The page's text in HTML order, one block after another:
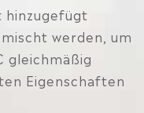
hinzugefügt
werden, um
gleichmäßig
Eigenschaften